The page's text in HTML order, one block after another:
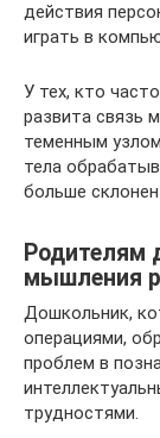
действия
играть в
У тех, кто
развита связь
теменным
тела
больше
Родителям
мышления
Дошкольник,
операциями,
проблем в
трудностями.